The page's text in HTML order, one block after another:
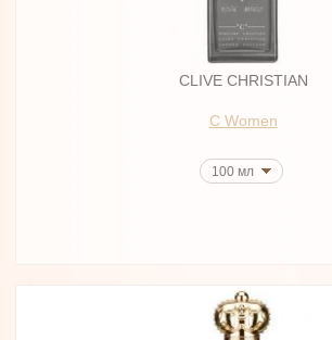
CLIVE CHRISTIAN
C Women
100 мл